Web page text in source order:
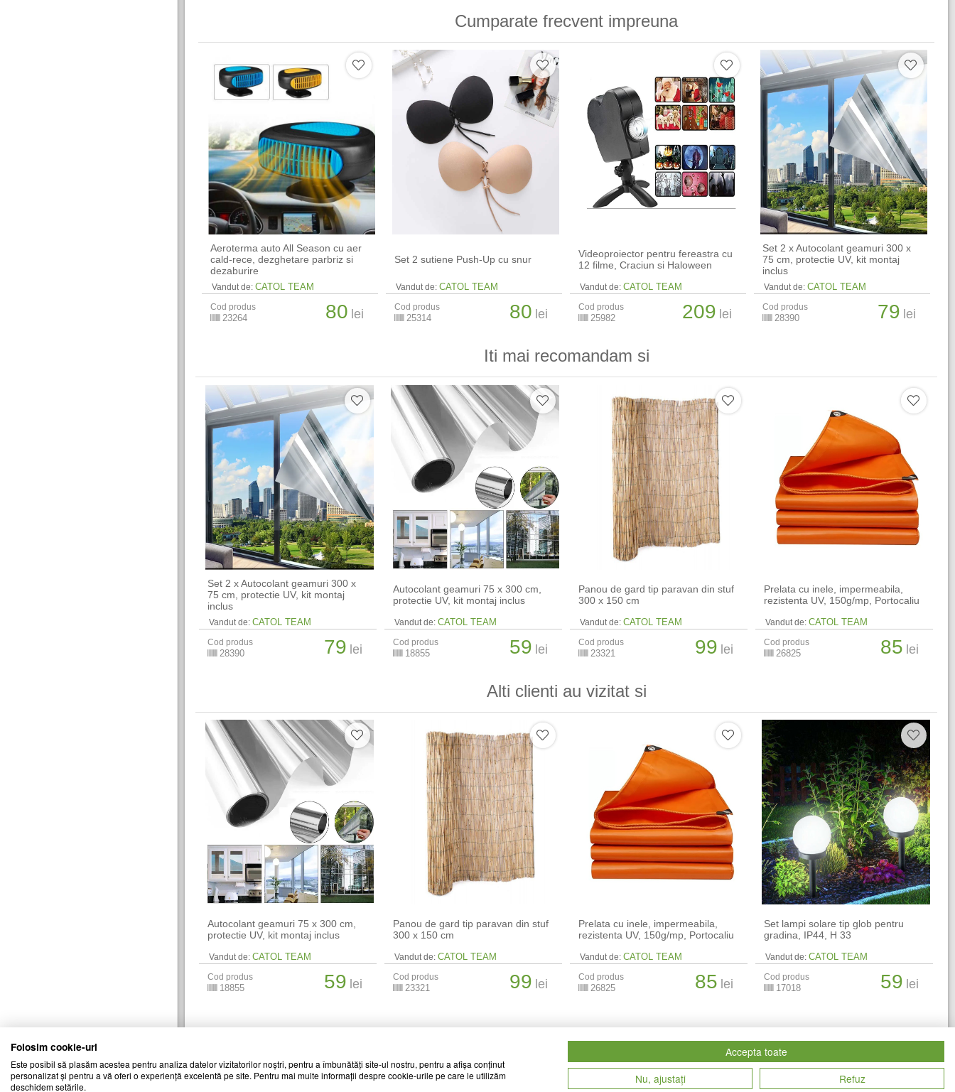
Cumparate frecvent impreuna
Aeroterma auto All Season cu aer
cald-rece, dezghetare parbriz si
dezaburire
Vandut de: CATOL TEAM
Cod produs
23264 80 lei
Set 2 sutiene Push-Up cu snur
Vandut de: CATOL TEAM
Cod produs
25314 80 lei
Videoproiector pentru fereastra cu
12 filme, Craciun si Haloween
Vandut de: CATOL TEAM
Cod produs
25982 209 lei
Set 2 x Autocolant geamuri 300 x
75 cm, protectie UV, kit montaj
inclus
Vandut de: CATOL TEAM
Cod produs
28390 79 lei
Iti mai recomandam si
Set 2 x Autocolant geamuri 300 x
75 cm, protectie UV, kit montaj
inclus
Vandut de: CATOL TEAM
Cod produs
28390 79 lei
Autocolant geamuri 75 x 300 cm,
protectie UV, kit montaj inclus
Vandut de: CATOL TEAM
Cod produs
18855 59 lei
Panou de gard tip paravan din stuf
300 x 150 cm
Vandut de: CATOL TEAM
Cod produs
23321 99 lei
Prelata cu inele, impermeabila,
rezistenta UV, 150g/mp, Portocaliu
Vandut de: CATOL TEAM
Cod produs
26825 85 lei
Alti clienti au vizitat si
Autocolant geamuri 75 x 300 cm,
protectie UV, kit montaj inclus
Vandut de: CATOL TEAM
Cod produs
18855 59 lei
Panou de gard tip paravan din stuf
300 x 150 cm
Vandut de: CATOL TEAM
Cod produs
23321 99 lei
Prelata cu inele, impermeabila,
rezistenta UV, 150g/mp, Portocaliu
Vandut de: CATOL TEAM
Cod produs
26825 85 lei
Set lampi solare tip glob pentru
gradina, IP44, H 33
Vandut de: CATOL TEAM
Cod produs
17018 59 lei
Folosim cookie-uri
Este posibil să plasăm acestea pentru analiza datelor vizitatorilor noștri, pentru a îmbunătăți site-ul nostru, pentru a afișa conținut
personalizat și pentru a vă oferi o experiență excelentă pe site. Pentru mai multe informații despre cookie-urile pe care le utilizăm
deschidem setările.
Accepta toate
Nu, ajustați
Refuz